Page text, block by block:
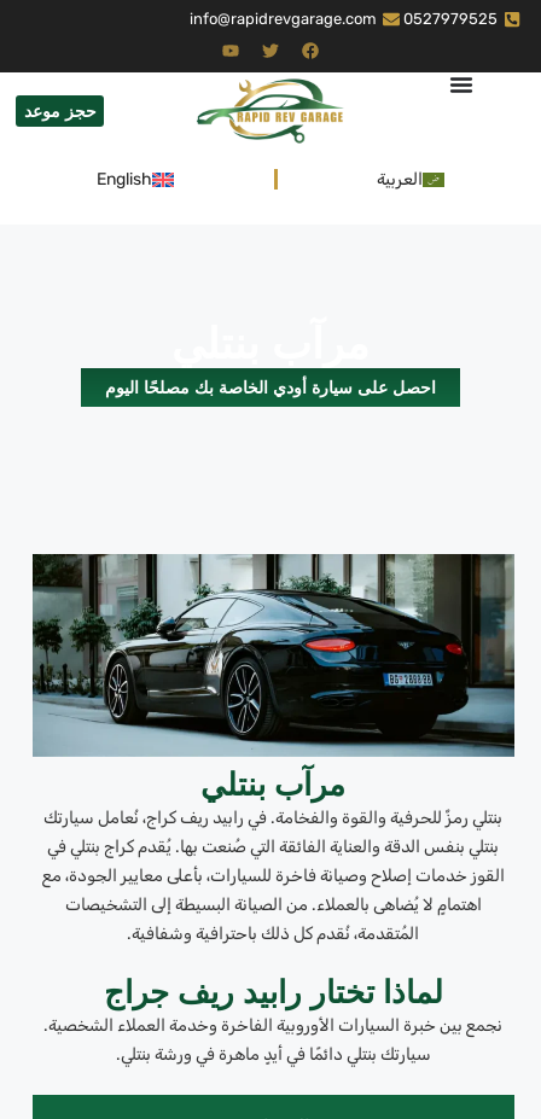
0527979525
info@rapidrevgarage.com
حجز موعد
العربية English
احصل على سيارة أودي الخاصة بك مصلحًا اليوم
مرآب بنتلي
بنتلي رمزٌ للحرفية والقوة والفخامة. في رابيد ريف كراج، نُعامل سيارتك
بنتلي بنفس الدقة والعناية الفائقة التي صُنعت بها. يُقدم كراج بنتلي في
القوز خدمات إصلاح وصيانة فاخرة للسيارات، بأعلى معايير الجودة، مع
اهتمامٍ لا يُضاهى بالعملاء. من الصيانة البسيطة إلى التشخيصات
المُتقدمة، نُقدم كل ذلك باحترافية وشفافية.
لماذا تختار رابيد ريف جراج
نجمع بين خبرة السيارات الأوروبية الفاخرة وخدمة العملاء الشخصية.
سيارتك بنتلي دائمًا في أيدٍ ماهرة في ورشة بنتلي.